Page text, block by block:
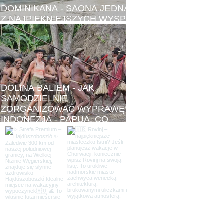
DOMINIKANA - SAONA JEDNA
Z NAJPIĘKNIEJSZYCH WYSP
NA ŚWIECIE. CO ZOBACZYĆ.
DOLINA BALIEM - JAK
SAMODZIELNIE
ZORGANIZOWAĆ WYPRAWĘ?
INDONEZJA - PAPUA, CO
ZOBACZYĆ.